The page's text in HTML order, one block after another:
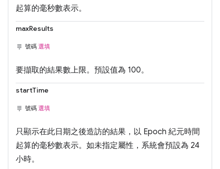
起算的毫秒數表示。
maxResults
號碼 選填
要擷取的結果數上限。預設值為 100。
startTime
號碼 選填
只顯示在此日期之後造訪的結果，以 Epoch 紀元時間
起算的毫秒數表示。如未指定屬性，系統會預設為 24
小時。